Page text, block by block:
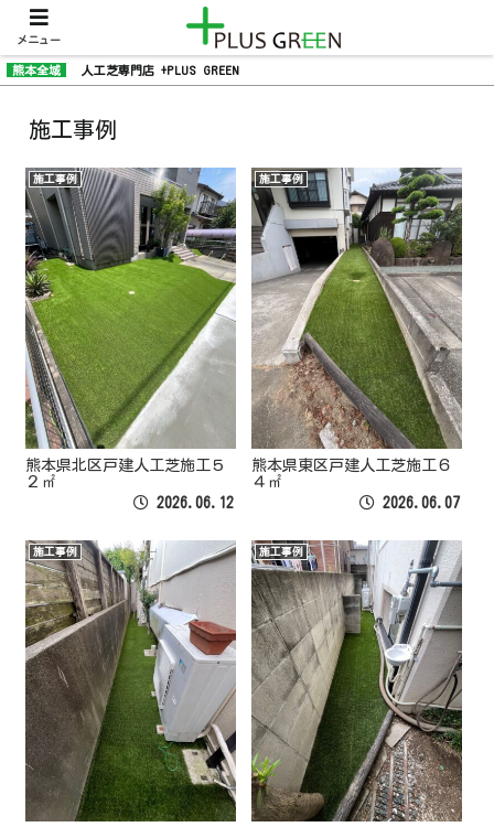
熊本全域 人工芝専門店 +PLUS GREEN
施工事例
施工事例
熊本県北区戸建人工芝施工５
２㎡
2026.06.12
施工事例
熊本県東区戸建人工芝施工６
４㎡
2026.06.07
施工事例 施工事例
メニュー